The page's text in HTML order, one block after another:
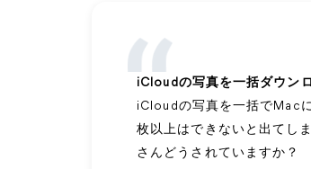
iCloudの写真を一括ダウン
iCloudの写真を一括でMac
枚以上はできないと出てし
さんどうされていますか？